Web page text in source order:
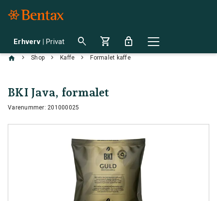
Erhverv | Privat search shopping_cart lock
chevron_right Shop chevron_right Kaffe chevron_right Formalet kaffe
BKI Java, formalet
Varenummer: 201000025